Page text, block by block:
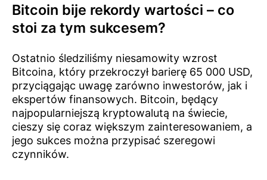
Bitcoin bije rekordy wartości – co
stoi za tym sukcesem?
Ostatnio śledziliśmy niesamowity wzrost
Bitcoina, który przekroczył barierę 65 000 USD,
przyciągając uwagę zarówno inwestorów, jak i
ekspertów finansowych. Bitcoin, będący
najpopularniejszą kryptowalutą na świecie,
cieszy się coraz większym zainteresowaniem, a
jego sukces można przypisać szeregowi
czynników.